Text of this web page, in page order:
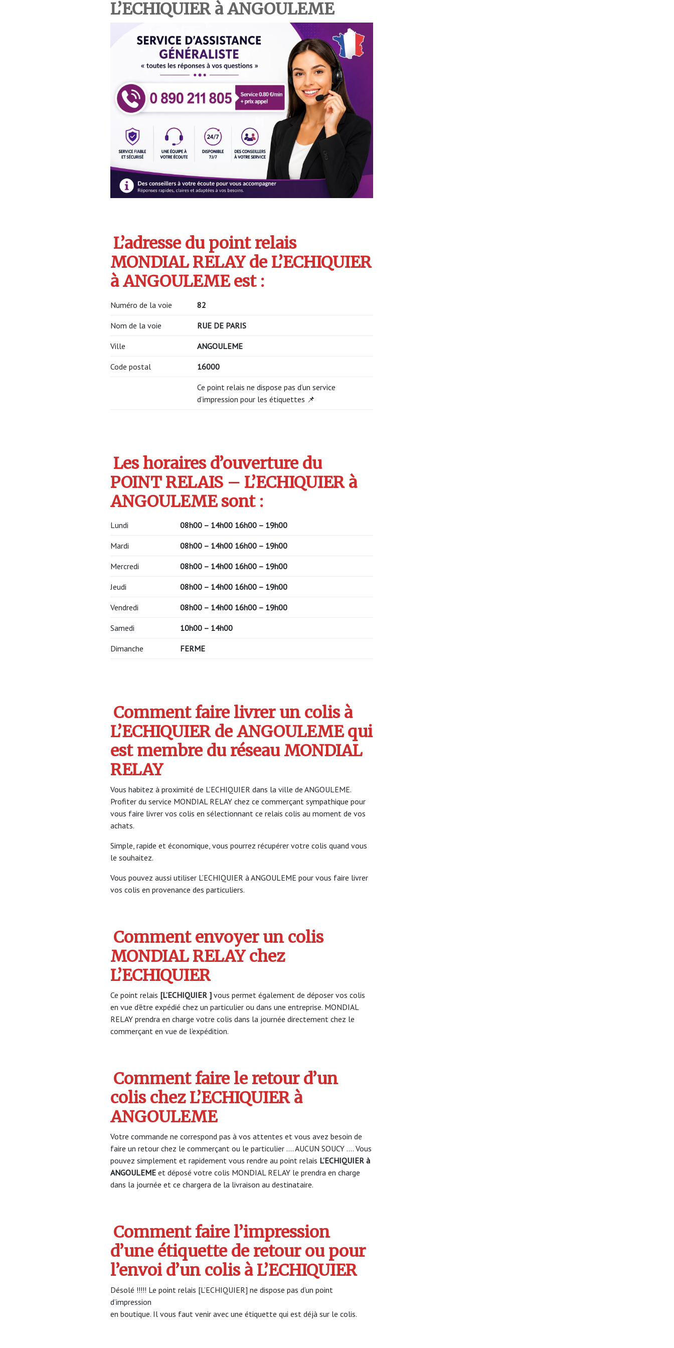
L’ECHIQUIER à ANGOULEME
L’adresse du point relais
MONDIAL RELAY de L’ECHIQUIER
à ANGOULEME est :
Numéro de la voie 82
Nom de la voie RUE DE PARIS
Ville ANGOULEME
Code postal 16000
Ce point relais ne dispose pas d’un service
d’impression pour les étiquettes 📌
Les horaires d’ouverture du
POINT RELAIS – L’ECHIQUIER à
ANGOULEME sont :
Lundi 08h00 – 14h00 16h00 – 19h00
Mardi 08h00 – 14h00 16h00 – 19h00
Mercredi 08h00 – 14h00 16h00 – 19h00
Jeudi 08h00 – 14h00 16h00 – 19h00
Vendredi 08h00 – 14h00 16h00 – 19h00
Samedi 10h00 – 14h00
Dimanche FERME
Comment faire livrer un colis à
L’ECHIQUIER de ANGOULEME qui
est membre du réseau MONDIAL
RELAY
Vous habitez à proximité de L’ECHIQUIER dans la ville de ANGOULEME.
Profiter du service MONDIAL RELAY chez ce commerçant sympathique pour
vous faire livrer vos colis en sélectionnant ce relais colis au moment de vos
achats.
Simple, rapide et économique, vous pourrez récupérer votre colis quand vous
le souhaitez.
Vous pouvez aussi utiliser L’ECHIQUIER à ANGOULEME pour vous faire livrer
vos colis en provenance des particuliers.
Comment envoyer un colis
MONDIAL RELAY chez
L’ECHIQUIER
Ce point relais [L’ECHIQUIER ] vous permet également de déposer vos colis
en vue d’être expédié chez un particulier ou dans une entreprise. MONDIAL
RELAY prendra en charge votre colis dans la journée directement chez le
commerçant en vue de l’expédition.
Comment faire le retour d’un
colis chez L’ECHIQUIER à
ANGOULEME
Votre commande ne correspond pas à vos attentes et vous avez besoin de
faire un retour chez le commerçant ou le particulier …. AUCUN SOUCY …. Vous
pouvez simplement et rapidement vous rendre au point relais L’ECHIQUIER à
ANGOULEME et déposé votre colis MONDIAL RELAY le prendra en charge
dans la journée et ce chargera de la livraison au destinataire.
Comment faire l’impression
d’une étiquette de retour ou pour
l’envoi d’un colis à L’ECHIQUIER
Désolé !!!!! Le point relais [L’ECHIQUIER] ne dispose pas d’un point
d’impression
en boutique. Il vous faut venir avec une étiquette qui est déjà sur le colis.